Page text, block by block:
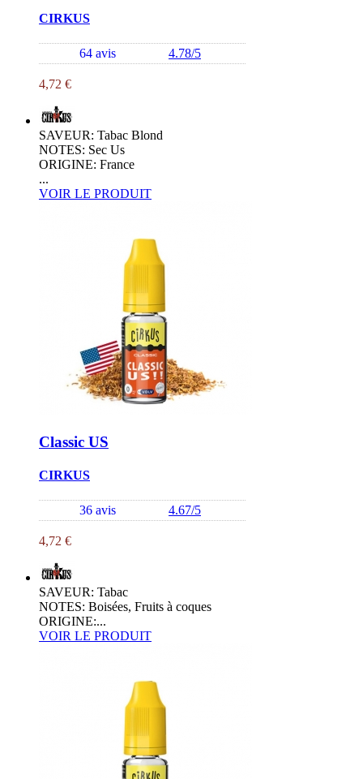
CIRKUS
64 avis 4.78/5
4,72 €
SAVEUR: Tabac Blond
NOTES: Sec Us
ORIGINE: France
...
VOIR LE PRODUIT
Classic US
CIRKUS
36 avis 4.67/5
4,72 €
SAVEUR: Tabac
NOTES: Boisées, Fruits à coques
ORIGINE:...
VOIR LE PRODUIT